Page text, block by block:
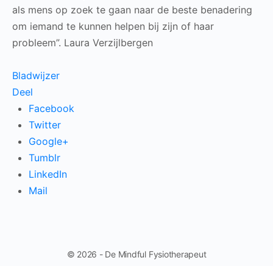
als mens op zoek te gaan naar de beste benadering
om iemand te kunnen helpen bij zijn of haar
probleem”. Laura Verzijlbergen
Bladwijzer
Deel
Facebook
Twitter
Google+
Tumblr
LinkedIn
Mail
© 2026 - De Mindful Fysiotherapeut